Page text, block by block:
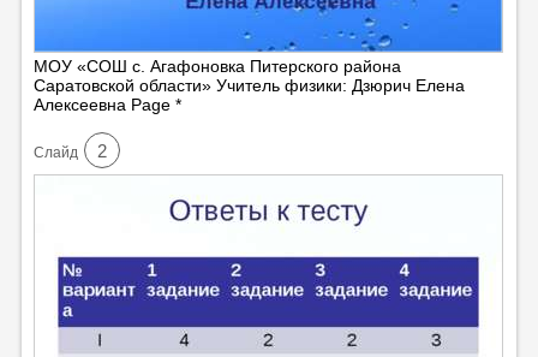
МОУ «СОШ с. Агафоновка Питерского района
Саратовской области» Учитель физики: Дзюрич Елена
Алексеевна Page *
Cлайд 2